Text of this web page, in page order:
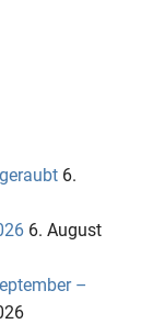
6.
6. August
–